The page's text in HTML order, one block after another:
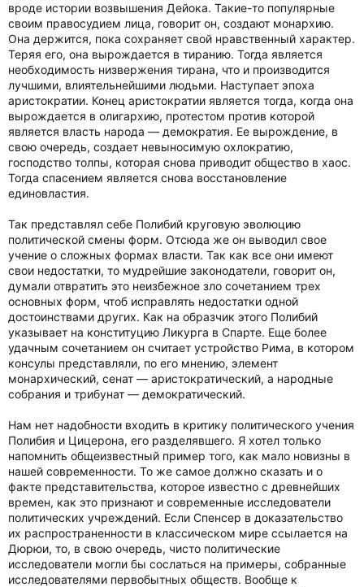
вроде истории возвышения Дейока. Такие-то популярные
своим правосудием лица, говорит он, создают монархию.
Она держится, пока сохраняет свой нравственный характер.
Теряя его, она вырождается в тиранию. Тогда является
необходимость низвержения тирана, что и производится
лучшими, влиятельнейшими людьми. Наступает эпоха
аристократии. Конец аристократии является тогда, когда она
вырождается в олигархию, протестом против которой
является власть народа — демократия. Ее вырождение, в
свою очередь, создает невыносимую охлократию,
господство толпы, которая снова приводит общество в хаос.
Тогда спасением является снова восстановление
единовластия.
Так представлял себе Полибий круговую эволюцию
политической смены форм. Отсюда же он выводил свое
учение о сложных формах власти. Так как все они имеют
свои недостатки, то мудрейшие законодатели, говорит он,
думали отвратить это неизбежное зло сочетанием трех
основных форм, чтоб исправлять недостатки одной
достоинствами других. Как на образчик этого Полибий
указывает на конституцию Ликурга в Спарте. Еще более
удачным сочетанием он считает устройство Рима, в котором
консулы представляли, по его мнению, элемент
монархический, сенат — аристократический, а народные
собрания и трибунат — демократический.
Нам нет надобности входить в критику политического учения
Полибия и Цицерона, его разделявшего. Я хотел только
напомнить общеизвестный пример того, как мало новизны в
нашей современности. То же самое должно сказать и о
факте представительства, которое известно с древнейших
времен, как это признают и современные исследователи
политических учреждений. Если Спенсер в доказательство
их распространенности в классическом мире ссылается на
Дюрюи, то, в свою очередь, чисто политические
исследователи могли бы сослаться на примеры, собранные
исследователями первобытных обществ. Вообще к